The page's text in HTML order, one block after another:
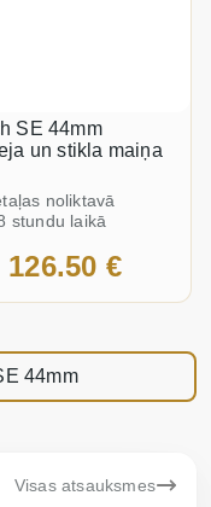
SE 44mm
un stikla maiņa
noliktavā
stundu laikā
126.50 €
44mm
Visas atsauksmes